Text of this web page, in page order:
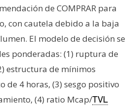
de COMPRAR para
con cautela debido a la baja
El modelo de decisión se
ponderadas: (1) ruptura de
estructura de mínimos
de 4 horas, (3) sesgo positivo
(4) ratio Mcap/TVL